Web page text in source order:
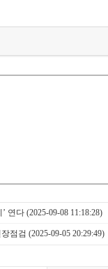
연다 (2025-09-08 11:18:28)
점검 (2025-09-05 20:29:49)